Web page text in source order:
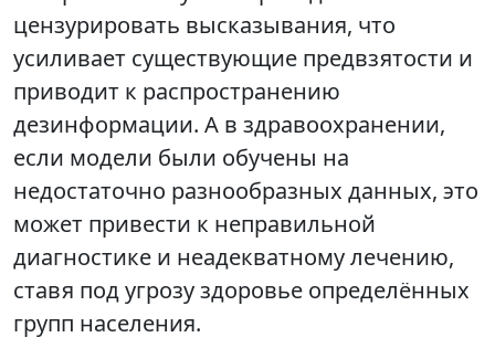
цензурировать высказывания, что
усиливает существующие предвзятости и
приводит к распространению
дезинформации. А в здравоохранении,
если модели были обучены на
недостаточно разнообразных данных, это
может привести к неправильной
диагностике и неадекватному лечению,
ставя под угрозу здоровье определённых
групп населения.